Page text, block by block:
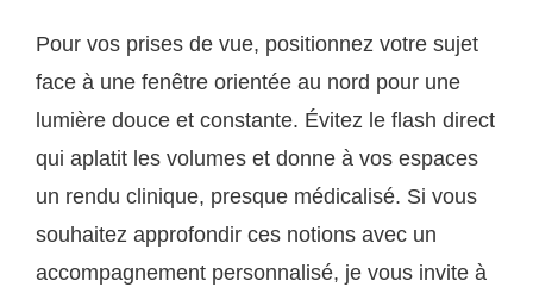
Pour vos prises de vue, positionnez votre sujet
face à une fenêtre orientée au nord pour une
lumière douce et constante. Évitez le flash direct
qui aplatit les volumes et donne à vos espaces
un rendu clinique, presque médicalisé. Si vous
souhaitez approfondir ces notions avec un
accompagnement personnalisé, je vous invite à